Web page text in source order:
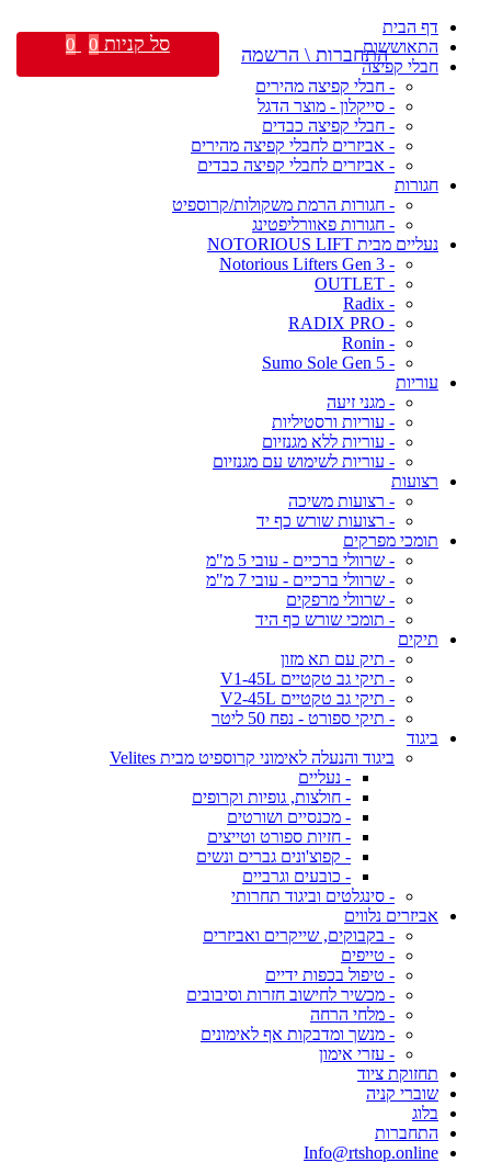
דף הבית
התאוששות
חבלי קפיצה
- חבלי קפיצה מהירים
- סייקלון - מוצר הדגל
- חבלי קפיצה כבדים
- אביזרים לחבלי קפיצה מהירים
- אביזרים לחבלי קפיצה כבדים
חגורות
- חגורות הרמת משקולות/קרוספיט
- חגורות פאוורליפטינג
נעליים מבית NOTORIOUS LIFT
- Notorious Lifters Gen 3
- OUTLET
- Radix
- RADIX PRO
- Ronin
- Sumo Sole Gen 5
עוריות
- מגני זיעה
- עוריות ורסטיליות
- עוריות ללא מגנזיום
- עוריות לשימוש עם מגנזיום
רצועות
- רצועות משיכה
- רצועות שורש כף יד
תומכי מפרקים
- שרוולי ברכיים - עובי 5 מ"מ
- שרוולי ברכיים - עובי 7 מ"מ
- שרוולי מרפקים
- תומכי שורש כף היד
תיקים
- תיק עם תא מזון
- תיקי גב טקטיים V1-45L
- תיקי גב טקטיים V2-45L
- תיקי ספורט - נפח 50 ליטר
ביגוד
ביגוד והנעלה לאימוני קרוספיט מבית Velites
- נעליים
- חולצות, גופיות וקרופים
- מכנסיים ושורטים
- חזיות ספורט וטייצים
- קפוצ'ונים גברים ונשים
- כובעים וגרביים
- סינגלטים וביגוד תחרותי
אביזרים נלווים
- בקבוקים, שייקרים ואביזרים
- טייפים
- טיפול בכפות ידיים
- מכשיר לחישוב חזרות וסיבובים
- מלחי הרחה
- מנשך ומדבקות אף לאימונים
- עזרי אימון
תחזוקת ציוד
שוברי קניה
בלוג
התחברות
Info@rtshop.online
התחברות \ הרשמה סל קניות 0
0